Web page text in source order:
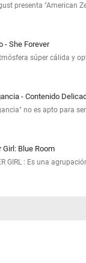
presenta "American
- She Forever
súper cálida y
- Contenido
no es apto para
Girl: Blue Room
GIRL : Es una